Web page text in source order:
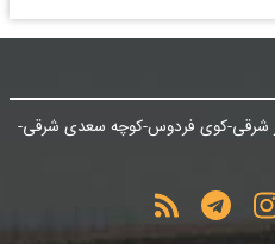
شرقی-کوی فردوس-کوچه سعدی شرقی-